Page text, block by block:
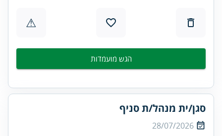
⚠
הגש מועמדות
סגן/ית מנהל/ת סניף
28/07/2026